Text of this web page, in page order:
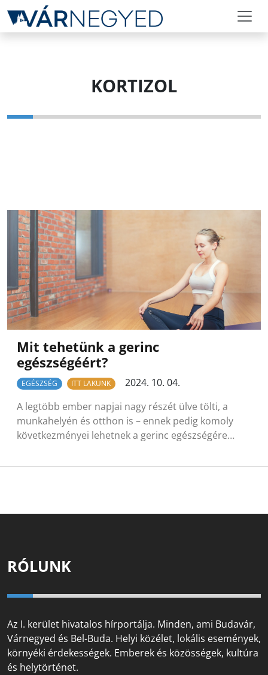
KORTIZOL
Mit tehetünk a gerinc
egészségéért?
EGÉSZSÉG ITT LAKUNK
2024. 10. 04.
A legtöbb ember napjai nagy részét ülve tölti, a
munkahelyén és otthon is – ennek pedig komoly
következményei lehetnek a gerinc egészségére…
RÓLUNK
Az I. kerület hivatalos hírportálja. Minden, ami Budavár,
Várnegyed és Bel-Buda. Helyi közélet, lokális események,
környéki érdekességek. Emberek és közösségek, kultúra
és helytörténet.